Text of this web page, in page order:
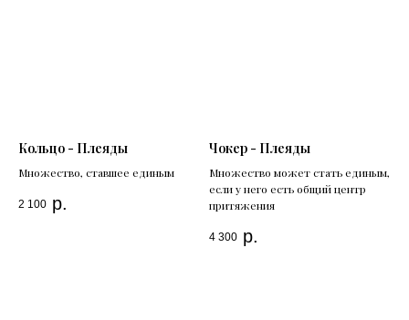
Кольцо - Плеяды
Множество, ставшее единым
2 100 р.
Чокер - Плеяды
Множество может стать единым,
если у него есть общий центр
притяжения
4 300 р.